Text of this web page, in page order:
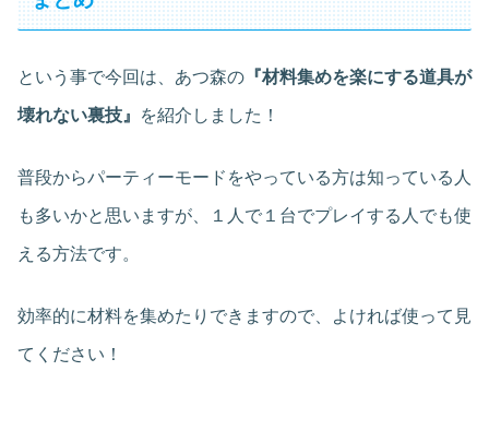
という事で今回は、あつ森の 『材料集めを楽にする道具が
壊れない裏技』 を紹介しました！
普段からパーティーモードをやっている方は知っている人
も多いかと思いますが、１人で１台でプレイする人でも使
える方法です。
効率的に材料を集めたりできますので、よければ使って見
てください！